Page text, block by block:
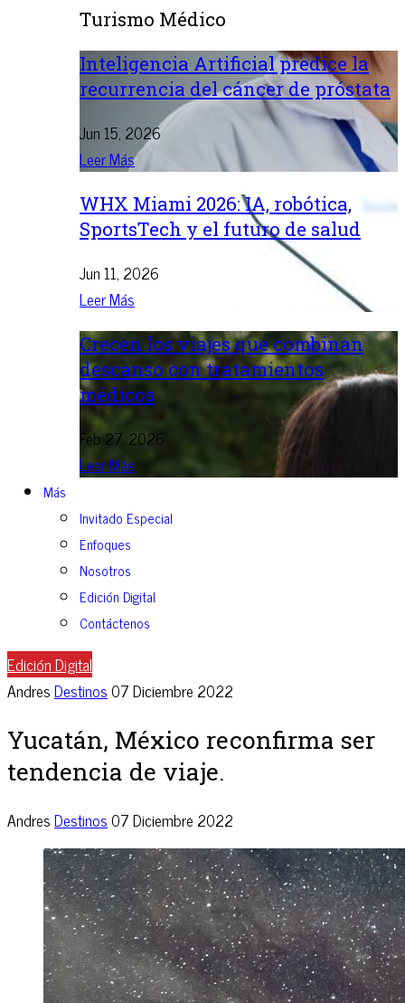
Turismo Médico
Inteligencia Artificial predice la
recurrencia del cáncer de próstata
Jun 15, 2026
Leer Más
WHX Miami 2026: IA, robótica,
SportsTech y el futuro de salud
Jun 11, 2026
Leer Más
Crecen los viajes que combinan
descanso con tratamientos
médicos
Feb 27, 2026
Leer Más
Más
Invitado Especial
Enfoques
Nosotros
Edición Digital
Contáctenos
Edición Digital
AndresDestinos07 Diciembre 2022
Yucatán, México reconfirma ser
tendencia de viaje.
AndresDestinos07 Diciembre 2022